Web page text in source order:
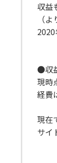
収益
（
●収
現時
経費
現在
サイ